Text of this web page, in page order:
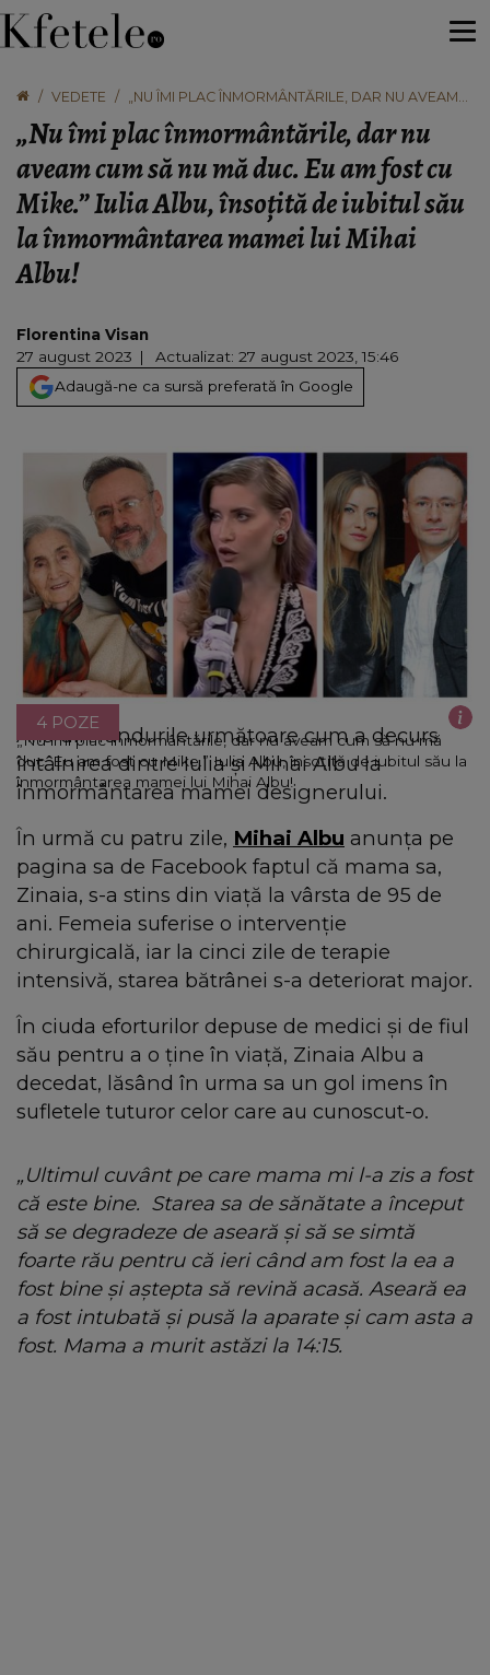
VEDETE
„NU ÎMI PLAC ÎNMORMÂNTĂRILE, DAR NU AVEAM
ALBU, ÎNSOȚITĂ DE IUBITUL SĂU LA
ÎNMORMÂNTAREA MAMEI LUI MIHAI ALBU!
„Nu îmi plac înmormântările, dar nu
aveam cum să nu mă duc. Eu am fost cu
Mike.” Iulia Albu, însoțită de iubitul său
la înmormântarea mamei lui Mihai
Albu!
Florentina Visan
27 august 2023
Actualizat: 27 august 2023, 15:46
Adaugă-ne ca sursă preferată în Google
„Nu îmi plac înmormântările, dar nu aveam cum să nu mă
duc. Eu am fost cu Mike.” Iulia Albu, însoțită de iubitul său la
înmormântarea mamei lui Mihai Albu!
4 POZE
Află din rândurile următoare cum a decurs
întâlnirea dintre Iulia și Mihai Albu la
înmormântarea mamei designerului.
În urmă cu patru zile, Mihai Albu anunța pe
pagina sa de Facebook faptul că mama sa,
Zinaia, s-a stins din viață la vârsta de 95 de
ani. Femeia suferise o intervenție
chirurgicală, iar la cinci zile de terapie
intensivă, starea bătrânei s-a deteriorat major.
În ciuda eforturilor depuse de medici și de fiul
său pentru a o ține în viață, Zinaia Albu a
decedat, lăsând în urma sa un gol imens în
sufletele tuturor celor care au cunoscut-o.
„Ultimul cuvânt pe care mama mi l-a zis a fost
că este bine. Starea sa de sănătate a început
să se degradeze de aseară și să se simtă
foarte rău pentru că ieri când am fost la ea a
fost bine și aștepta să revină acasă. Aseară ea
a fost intubată și pusă la aparate și cam asta a
fost. Mama a murit astăzi la 14:15.